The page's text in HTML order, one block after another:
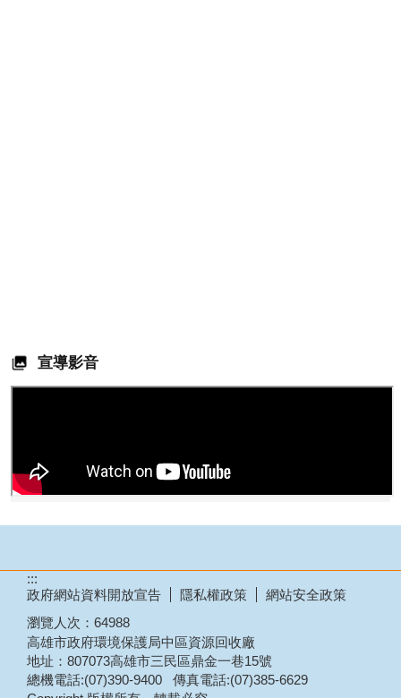
宣導影音
:::
政府網站資料開放宣告
隱私權政策
網站安全政策
瀏覽人次： 64988
高雄市政府環境保護局中區資源回收廠
地址：807073高雄市三民區鼎金一巷15號
總機電話:(07)390-9400 傳真電話:(07)385-6629